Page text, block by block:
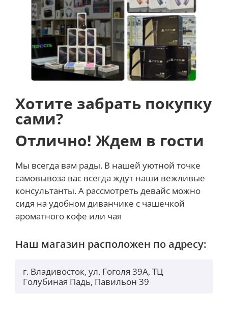
Хотите забрать покупку
сами?
Отлично! Ждем в гости
Мы всегда вам рады. В нашей уютной точке
самовывоза вас всегда ждут наши вежливые
консультанты. А рассмотреть девайс можно
сидя на удобном диванчике с чашечкой
ароматного кофе или чая
Наш магазин расположен по адресу:
г. Владивосток, ул. Гоголя 39А, ТЦ
Голубиная Падь, Павильон 39